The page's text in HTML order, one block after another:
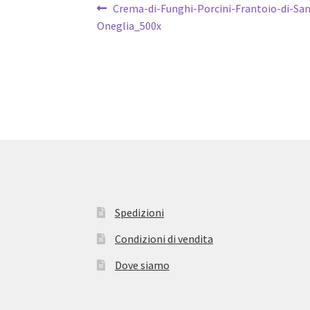
Navigazione
articoli
Articolo
precedente:
Crema-di-Funghi-Porcini-Frantoio-di-
Oneglia_500x
Spedizioni
Condizioni di vendita
Dove siamo